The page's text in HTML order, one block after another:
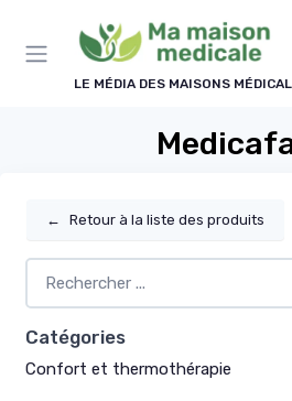
LE MÉDIA DES MAISONS
← Retour à la liste des produits
Catégories
Confort et thermothérapie